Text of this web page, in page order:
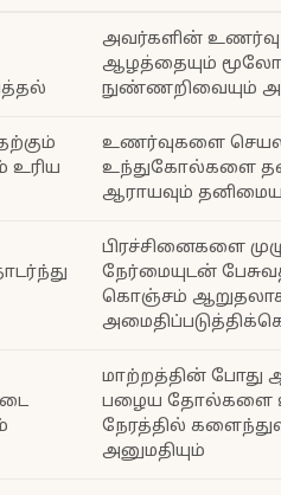
அவர்களின் உணர்வு
ஆழத்தையும்
நுண்ணறிவையும்
உரிய
உணர்வுகளை
உந்துகோல்களை
ஆராயவும்
பிரச்சினைகளை
நேர்மையுடன்
கொஞ்சம்
மாற்றத்தின் போது
பழைய தோல்களை
நேரத்தில்
அனுமதியும்